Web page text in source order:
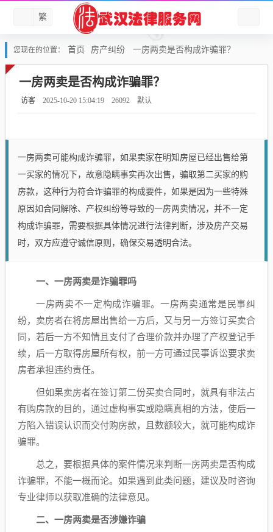
繁
您现在的位置： 首页 房产纠纷 一房两卖是否构成诈骗罪？
一房两卖是否构成诈骗罪？
访客 2025-10-20 15:04:19 26092 默认
一房两卖可能构成诈骗罪，如果卖家在明知房屋已经出售给第
一买家的情况下，故意隐瞒事实再次出售，骗取第二买家的购
房款，这种行为符合诈骗罪的构成要件，如果是因为一些特殊
原因如合同解除、产权纠纷等导致的一房两卖情况，并不一定
构成诈骗罪，需要根据具体情况进行法律判断，涉及房产交易
时，双方应遵守诚信原则，确保交易透明合法。
一、一房两卖是诈骗罪吗
一房两卖不一定构成诈骗罪。一房两卖通常是民事纠
纷，卖房者在将房屋出售给一方后，又与另一方签订买卖合
同，若后一方不知情且支付了合理价款并办理了产权登记手
续，后一方取得房屋所有权，前一方可通过民事诉讼要求卖
房者承担违约责任。
但如果卖房者在签订第二份买卖合同时，就具有非法占
有购房款的目的，通过虚构事实或隐瞒真相的方法，使后一
方陷入错误认识而交付购房款，且数额较大，就可能构成诈
骗罪。
总之，要根据具体的案件情况来判断一房两卖是否构成
诈骗罪，不能一概而论。如果遇到此类问题，建议及时咨询
专业律师以获取准确的法律意见。
二、一房两卖是否涉嫌诈骗